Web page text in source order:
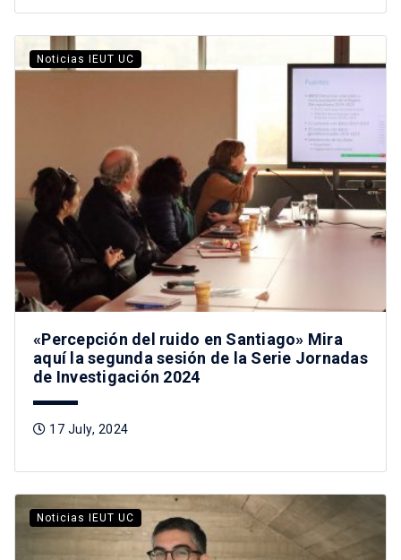
Noticias IEUT UC
«Percepción del ruido en Santiago» Mira
aquí la segunda sesión de la Serie Jornadas
de Investigación 2024
17 July, 2024
Noticias IEUT UC